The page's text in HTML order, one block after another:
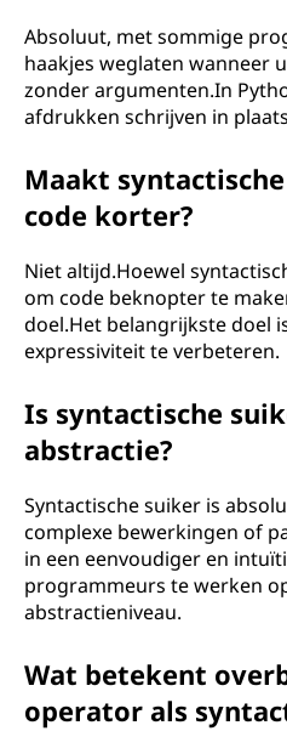
Absoluut, met sommige
haakjes weglaten wanneer
zonder argumenten.In
afdrukken schrijven in
Maakt
code korter?
Niet altijd.Hoewel
om code beknopter te
doel.Het belangrijkste doel
expressiviteit te verbeteren.
Is syntactische
abstractie?
Syntactische suiker is
complexe bewerkingen of
in een eenvoudiger en
programmeurs te werken
abstractieniveau.
Wat betekent
operator als